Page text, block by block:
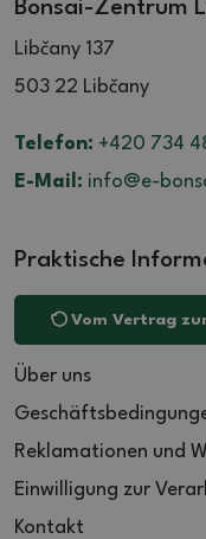
Bonsai-Zentrum
Libčany 137
503 22 Libčany
Telefon: +420 734
E-Mail: info@e-
Praktische
Vom Vertrag
Über uns
Reklamationen und
Einwilligung zur
Kontakt